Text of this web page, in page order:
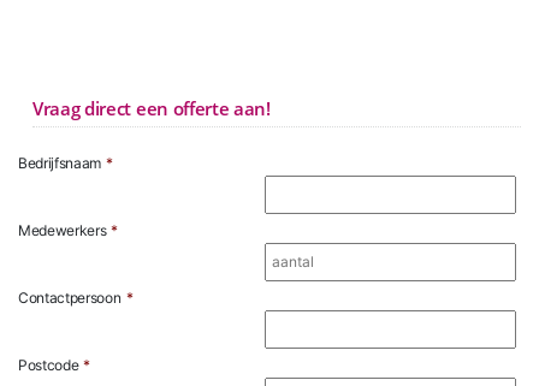
Vraag direct een offerte aan!
Bedrijfsnaam *
Medewerkers *
Contactpersoon *
Postcode *